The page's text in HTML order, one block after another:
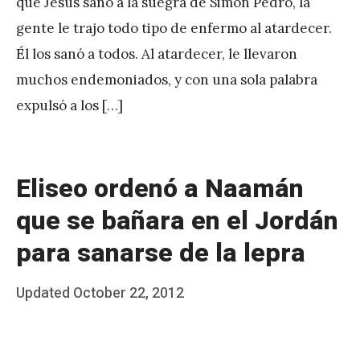
P
é
r
gente le trajo todo tipo de enfermo al atardecer.
Él los sanó a todos. Al atardecer, le llevaron
muchos endemoniados, y con una sola palabra
expulsó a los […]
Eliseo ordenó a Naamán
que se bañara en el Jordán
para sanarse de la lepra
Posted
Updated October 22, 2012
b